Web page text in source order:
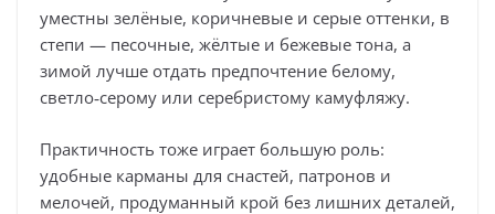
уместны зелёные, коричневые и серые оттенки, в
степи — песочные, жёлтые и бежевые тона, а
зимой лучше отдать предпочтение белому,
светло‑серому или серебристому камуфляжу.
Практичность тоже играет большую роль:
удобные карманы для снастей, патронов и
мелочей, продуманный крой без лишних деталей,